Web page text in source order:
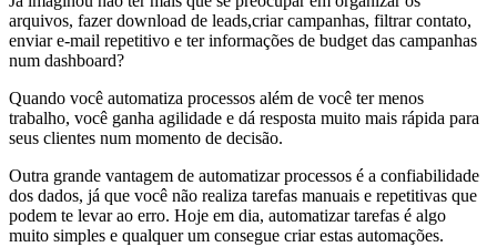
arquivos, fazer download de leads,criar campanhas, filtrar contato,
enviar e-mail repetitivo e ter informações de budget das campanhas
num dashboard?
Quando você automatiza processos além de você ter menos
trabalho, você ganha agilidade e dá resposta muito mais rápida para
seus clientes num momento de decisão.
Outra grande vantagem de automatizar processos é a confiabilidade
dos dados, já que você não realiza tarefas manuais e repetitivas que
podem te levar ao erro. Hoje em dia, automatizar tarefas é algo
muito simples e qualquer um consegue criar estas automações.